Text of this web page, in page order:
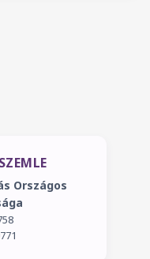
Országos